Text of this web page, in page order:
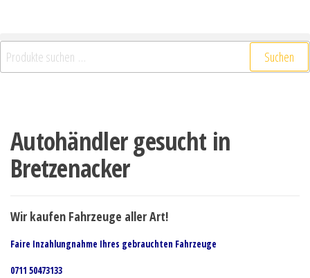
Suchen
Autohändler gesucht in
Bretzenacker
Wir kaufen Fahrzeuge aller Art!
Faire Inzahlungnahme Ihres gebrauchten Fahrzeuge
0711 50473133